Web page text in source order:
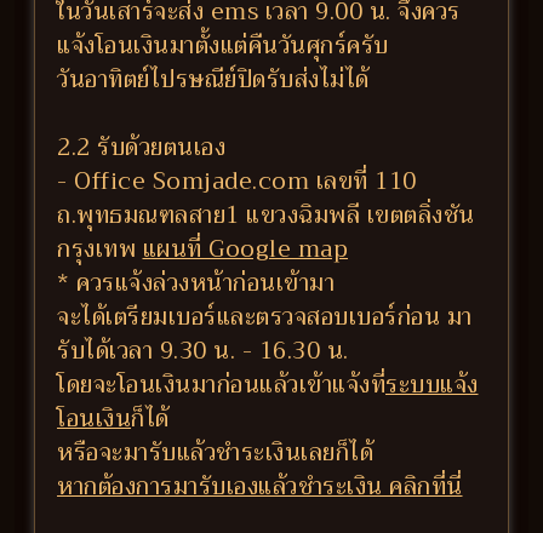
ในวันเสาร์จะส่ง ems เวลา 9.00 น. จึงควร
แจ้งโอนเงินมาตั้งแต่คืนวันศุกร์ครับ
วันอาทิตย์ไปรษณีย์ปิดรับส่งไม่ได้
2.2 รับด้วยตนเอง
- Office Somjade.com เลขที่ 110
ถ.พุทธมณฑลสาย1 แขวงฉิมพลี เขตตลิ่งชัน
กรุงเทพแผนที่ Google map
* ควรแจ้งล่วงหน้าก่อนเข้ามา
จะได้เตรียมเบอร์และตรวจสอบเบอร์ก่อน มา
รับได้เวลา 9.30 น. - 16.30 น.
โดยจะโอนเงินมาก่อนแล้วเข้าแจ้งที่ระบบแจ้ง
โอนเงินก็ได้
หรือจะมารับแล้วชำระเงินเลยก็ได้
หากต้องการมารับเองแล้วชำระเงิน คลิกที่นี่